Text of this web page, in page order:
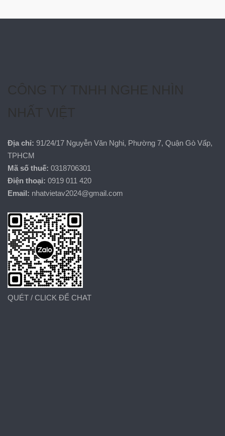
Địa chỉ: 91/24/17 Nguyễn Văn Nghi, Phường 7, Quận Gò Vấp,
TPHCM
Mã số thuế: 0318706301
Điện thoại: 0919 011 420
Email: nhatvietav2024@gmail.com
QUÉT / CLICK ĐỂ CHAT